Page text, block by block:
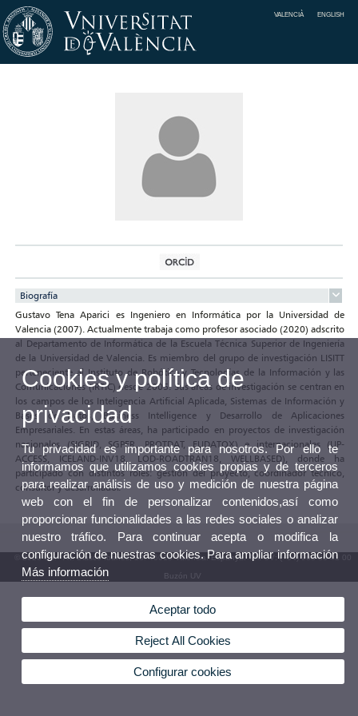
VALENCIÀ ENGLISH
Biografía
Gustavo Tena Aparici es Ingeniero en Informática por la Universidad de
Valencia (2007). Actualmente trabaja como profesor asociado (2020) adscrito
al Departamento de Informática de la Escuela Técnica Superior de Ingeniería
de la Universidad de Valencia. Es miembro del grupo de investigación LISITT
perteneciente al Instituto de Robótica y Tecnologías de la Información y las
Comunicaciones (IRTIC) desde 2005. Sus áreas de investigación se centran en
los campos de los Inteligencia Artificial Aplicada, Sistemas de Información y
Bases de Datos, Business Intelligence y Desarrollo de Aplicaciones
Empresariales. En estas áreas, ha participado en proyectos de investigación
nacionales (SIGRID, SGPER, PROTDAT, EUDATOX) e internacionales (UP-
ACCESS, ICELAND-INV18, LOD-ROADTRAN18, WELLBASED), donde ha
participado con distintos roles: gestión del proyecto, coordinador técnico,
consultor y desarrollador.
© 2026 UV. - Av. Blasco Ibáñez, 13. 46010 València. Espanya. Tel. UV: (+34) 963 86 41 00
Buzón UV
Cookies y política de
privacidad
Tu privacidad es importante para nosotros. Por ello te
informamos que utilizamos cookies propias y de terceros
para realizar análisis de uso y medición de nuestra página
web con el fin de personalizar contenidos,así como
proporcionar funcionalidades a las redes sociales o analizar
nuestro tráfico. Para continuar acepta o modifica la
configuración de nuestras cookies. Para ampliar información
Más información
Aceptar todo
Reject All Cookies
Configurar cookies